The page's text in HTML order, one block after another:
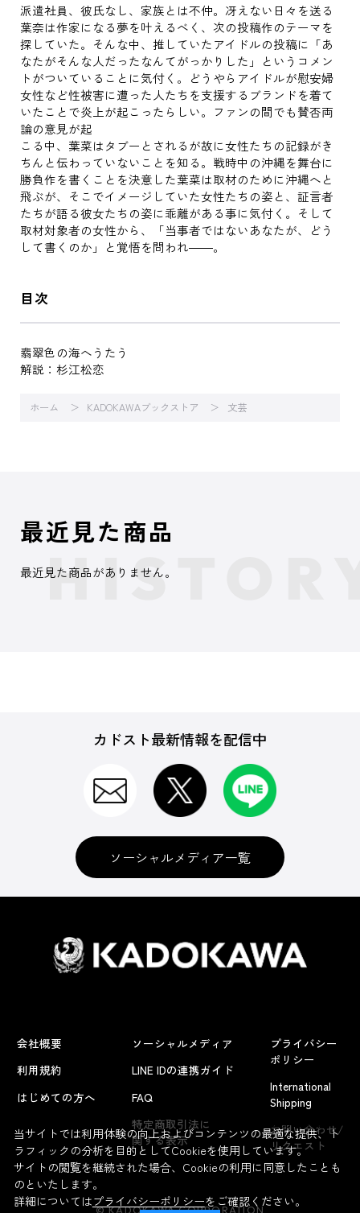
派遣社員、彼氏なし、家族とは不仲。冴えない日々を送る
葉奈は作家になる夢を叶えるべく、次の投稿作のテーマを
探していた。そんな中、推していたアイドルの投稿に「あ
なたがそんな人だったなんてがっかりした」というコメン
トがついていることに気付く。どうやらアイドルが慰安婦
女性など性被害に遭った人たちを支援するブランドを着て
いたことで炎上が起こったらしい。ファンの間でも賛否両
論の意見が起
こる中、葉菜はタブーとされるが故に女性たちの記録がき
ちんと伝わっていないことを知る。戦時中の沖縄を舞台に
勝負作を書くことを決意した葉菜は取材のために沖縄へと
飛ぶが、そこでイメージしていた女性たちの姿と、証言者
たちが語る彼女たちの姿に乖離がある事に気付く。そして
取材対象者の女性から、「当事者ではないあなたが、どう
して書くのか」と覚悟を問われ――。
目次
翡翠色の海へうたう
解説：杉江松恋
ホーム KADOKAWAブックストア 文芸
よくあるお問い合わせ
最近見た商品
最近見た商品がありません。
カドスト最新情報を配信中
ソーシャルメディア一覧
会社概要
利用規約
はじめての方へ
ソーシャルメディア
LINE IDの連携ガイド
FAQ
特定商取引法に
関する表示
プライバシー
ポリシー
International
Shipping
お問い合わせ/
リクエスト
© KADOKAWA CORPORATION
当サイトでは利用体験の向上およびコンテンツの最適な提供、ト
ラフィックの分析を目的としてCookieを使用しています。
サイトの閲覧を継続された場合、Cookieの利用に同意したことも
のといたします。
詳細についてはプライバシーポリシーをご確認ください。